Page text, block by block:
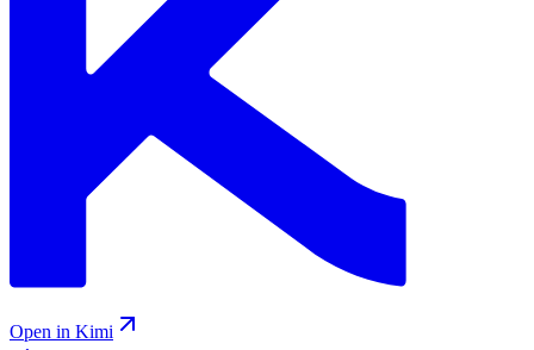
Open in Kimi